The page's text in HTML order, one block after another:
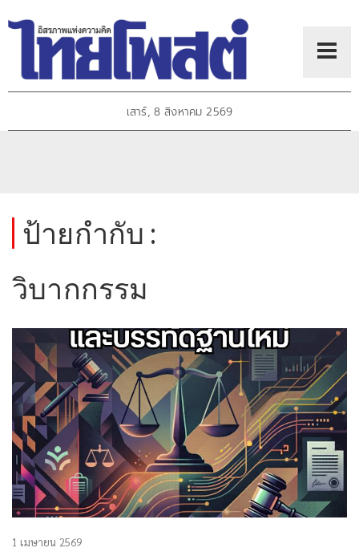
เสาร์, 8 สิงหาคม 2569
ป้ายกำกับ :
วิบากกรรม
1 เมษายน 2569